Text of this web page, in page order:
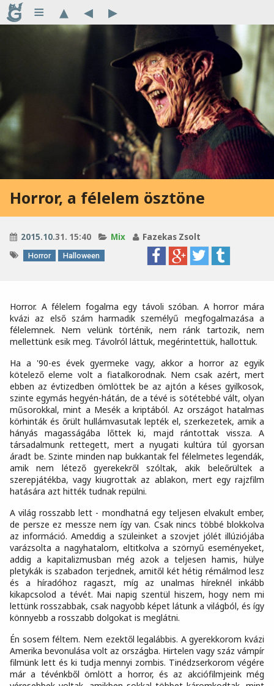
≡ ▴ ◂ ▸
Horror, a félelem ösztöne
2015.10.31. 15:40 Mix Fazekas Zsolt
Horror Halloween
Horror. A félelem fogalma egy távoli szóban. A horror mára
kvázi az első szám harmadik személyű megfogalmazása a
félelemnek. Nem velünk történik, nem ránk tartozik, nem
mellettünk esik meg. Távolról láttuk, megérintettük, hallottuk.
Ha a '90-es évek gyermeke vagy, akkor a horror az egyik
kötelező eleme volt a fiatalkorodnak. Nem csak azért, mert
ebben az évtizedben ömlöttek be az ajtón a késes gyilkosok,
szinte egymás hegyén-hátán, de a tévé is sötétebbé vált, olyan
műsorokkal, mint a Mesék a kriptából. Az országot hatalmas
körhinták és őrült hullámvasutak lepték el, szerkezetek, amik a
hányás magasságába lőttek ki, majd rántottak vissza. A
társadalmunk rettegett, mert a nyugati kultúra túl gyorsan
áradt be. Szinte minden nap bukkantak fel félelmetes legendák,
amik nem létező gyerekekről szóltak, akik beleőrültek a
szerepjátékba, vagy kiugrottak az ablakon, mert egy rajzfilm
hatására azt hitték tudnak repülni.
A világ rosszabb lett - mondhatná egy teljesen elvakult ember,
de persze ez messze nem így van. Csak nincs többé blokkolva
az információ. Ameddig a szüleinket a szovjet jólét illúziójába
varázsolta a nagyhatalom, eltitkolva a szörnyű eseményeket,
addig a kapitalizmusban még azok a teljesen hamis, hülye
pletykák is szabadon terjednek, amitől két hétig rémálmod lesz
és a híradóhoz ragaszt, míg az unalmas híreknél inkább
kikapcsolod a tévét. Mai napig szentül hiszem, hogy nem mi
lettünk rosszabbak, csak nagyobb képet látunk a világból, és így
könnyebb a rosszabb dolgokat is meglátni.
Én sosem féltem. Nem ezektől legalábbis. A gyerekkorom kvázi
Amerika bevonulása volt az országba. Hirtelen vagy száz vámpír
filmünk lett és ki tudja mennyi zombis. Tinédzserkorom végére
már a tévénkből ömlött a horror, és az akciófilmjeink még